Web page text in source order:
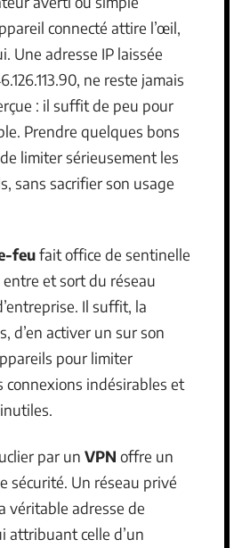
connecté attire l’œil,
Une adresse IP laissée
ne reste jamais
: il suffit de peu pour
Prendre quelques bons
limiter sérieusement les
sans sacrifier son usage
feufait office de sentinelle
et sort du réseau
Il suffit, la
d’en activer un sur son
pour limiter
connexions indésirables et
par un VPN offre un
sécurité. Un réseau privé
véritable adresse de
attribuant celle d’un